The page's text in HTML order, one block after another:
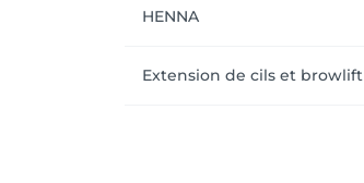
HENNA
Extension de cils et browlift